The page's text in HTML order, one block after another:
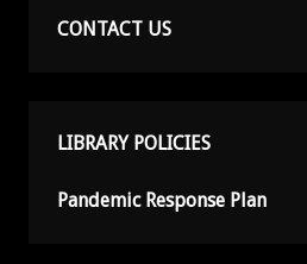
CONTACT US
LIBRARY POLICIES
Pandemic Response Plan